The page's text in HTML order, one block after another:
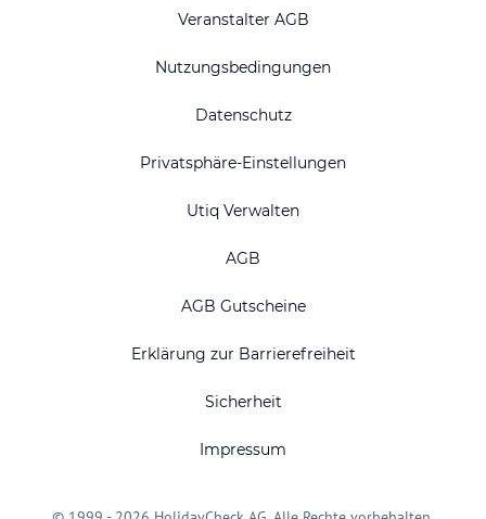
Veranstalter AGB
Nutzungsbedingungen
Datenschutz
Privatsphäre-Einstellungen
Utiq Verwalten
AGB
AGB Gutscheine
Erklärung zur Barrierefreiheit
Sicherheit
Impressum